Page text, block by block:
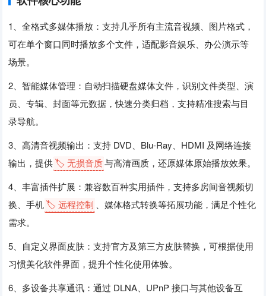
1、全格式多媒体播放：支持几乎所有主流音视频、图片格式，
可在单个窗口同时播放多个文件，适配影音娱乐、办公演示等
场景。
2、智能媒体管理：自动扫描硬盘媒体文件，识别文件类型、演
员、专辑、封面等元数据，快速分类归档，支持精准搜索与目
录导航。
3、高清音视频输出：支持 DVD、Blu-Ray、HDMI 及网络连接
输出，提供🏷️ 无损音质与高清画质，还原媒体原始播放效果。
4、丰富插件扩展：兼容数百种实用插件，支持多房间音视频切
换、手机🏷️ 远程控制
、媒体格式转换等拓展功能，满足个性化
需求。
5、自定义界面皮肤：支持官方及第三方皮肤替换，可根据使用
习惯美化软件界面，提升个性化使用体验。
6、多设备共享通讯：通过 DLNA、UPnP 接口与其他设备互